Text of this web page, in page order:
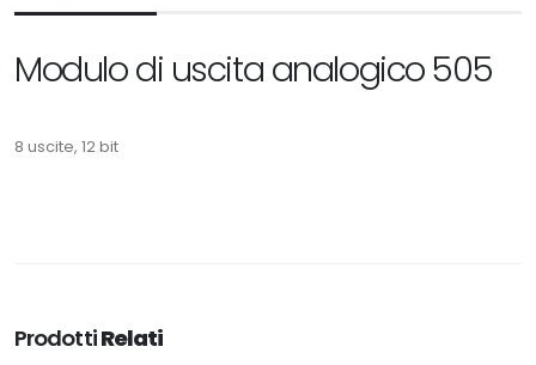
Modulo di uscita analogico 505
8 uscite, 12 bit
ProdottiRelati